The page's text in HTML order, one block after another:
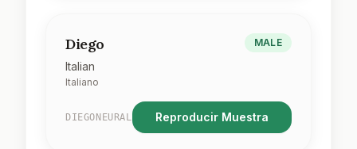
Diego
Italian
Italiano
MALE
DIEGONEURAL Reproducir Muestra